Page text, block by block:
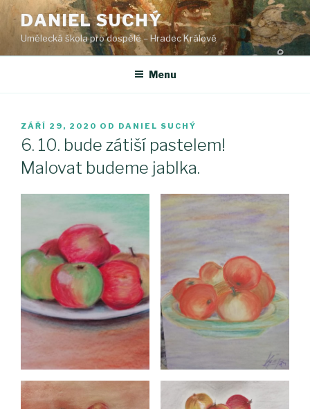
Přejít
obsahu
webu
DANIEL SUCHÝ
Umělecká škola pro dospělé – Hradec Králové
Menu
PUBLIKOVÁNO
ZÁŘÍ 29, 2020 OD DANIEL SUCHÝ
6. 10. bude zátiší pastelem!
Malovat budeme jablka.